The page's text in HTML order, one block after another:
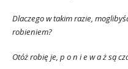
Dlaczego w takim razie,
robieniem?
Otóż robię je, p o n i e w a ż są